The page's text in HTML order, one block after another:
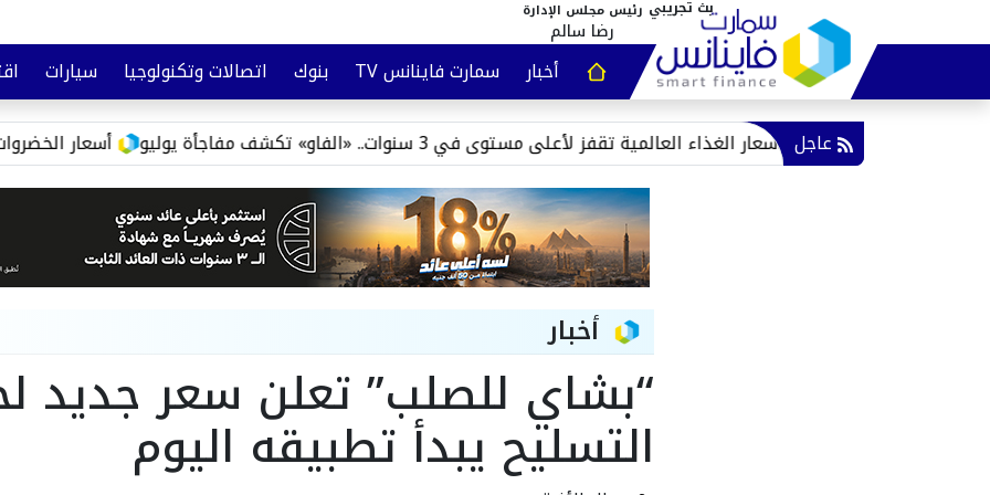
رئيس مجلس الإدارة
رضا سالم
أخبار
سمارت فاينانس TV بنوك اتصالات وتكنولوجيا سيارات
عقارات وتأمين
وعي مالي عاجل أسعار الخضروات والفاكهة اليوم أسعار الغذاء العالمية تقفز لأعلى مستوى في 3 سنوات.. «الفاو» تكشف مفاجأة يوليو
أخبار
“بشاي للصلب” تعلن سعر جديد
التسليح يبدأ تطبيقه اليوم